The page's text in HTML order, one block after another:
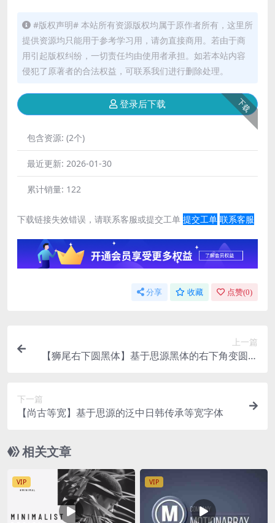
#版权声明# 本站所有资源版权均属于原作者所有，这里所
提供资源均只能用于参考学习用，请勿直接商用。若由于商
用引起版权纠纷，一切责任均由使用者承担。如若本站内容
侵犯了原著者的合法权益，可联系我们进行删除处理。
下载
登录后下载
包含资源: (2个)
最近更新: 2026-01-30
累计销量: 122
下载链接失效错误，请联系客服或提交工单 提交工单 联系客服
分享 收藏 点赞(0)
上一篇
【狮尾右下圆黑体】基于思源黑体的右下角变圆和
下一篇
【尚古等宽】基于思源的泛中日韩传承等宽字体
相关文章
VIP VIP